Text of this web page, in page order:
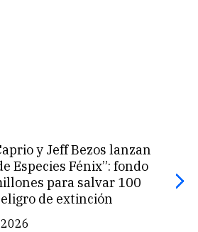
y Jeff Bezos lanzan
Especies Fénix”: fondo
para salvar 100
de extinción
2026